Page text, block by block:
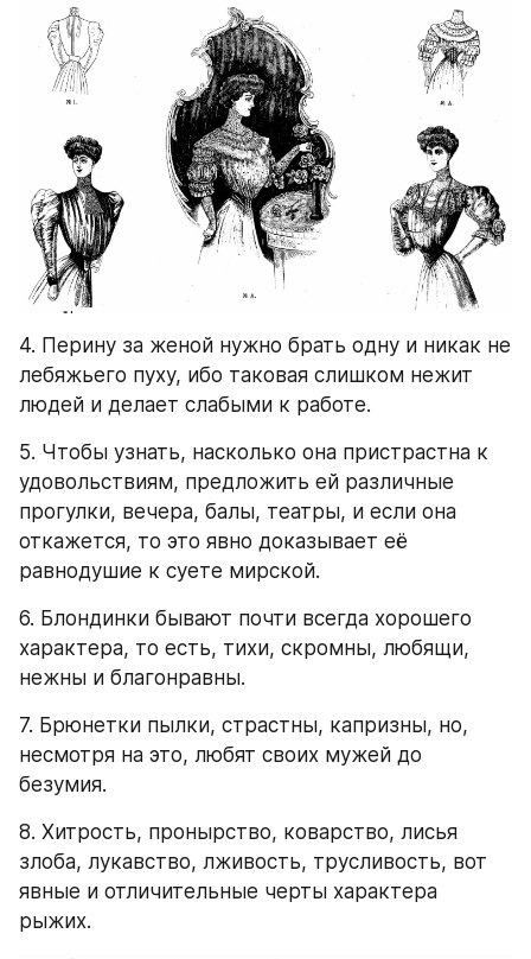
4. Перину за женой нужно брать одну и никак не
лебяжьего пуху, ибо таковая слишком нежит
людей и делает слабыми к работе.
5. Чтобы узнать, насколько она пристрастна к
удовольствиям, предложить ей различные
прогулки, вечера, балы, театры, и если она
откажется, то это явно доказывает её
равнодушие к суете мирской.
6. Блондинки бывают почти всегда хорошего
характера, то есть, тихи, скромны, любящи,
нежны и благонравны.
7. Брюнетки пылки, страстны, капризны, но,
несмотря на это, любят своих мужей до
безумия.
8. Хитрость, пронырство, коварство, лисья
злоба, лукавство, лживость, трусливость, вот
явные и отличительные черты характера
рыжих.